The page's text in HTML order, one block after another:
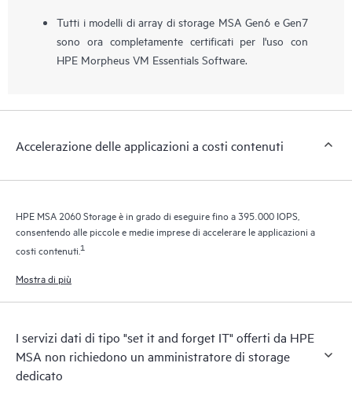
Tutti i modelli di array di storage MSA Gen6 e Gen7
sono ora completamente certificati per l'uso con
HPE Morpheus VM Essentials Software.
Accelerazione delle applicazioni a costi contenuti
HPE MSA 2060 Storage è in grado di eseguire fino a 395.000 IOPS,
consentendo alle piccole e medie imprese di accelerare le applicazioni a
costi contenuti.1
Mostra di più
I servizi dati di tipo "set it and forget IT" offerti da HPE
MSA non richiedono un amministratore di storage
dedicato